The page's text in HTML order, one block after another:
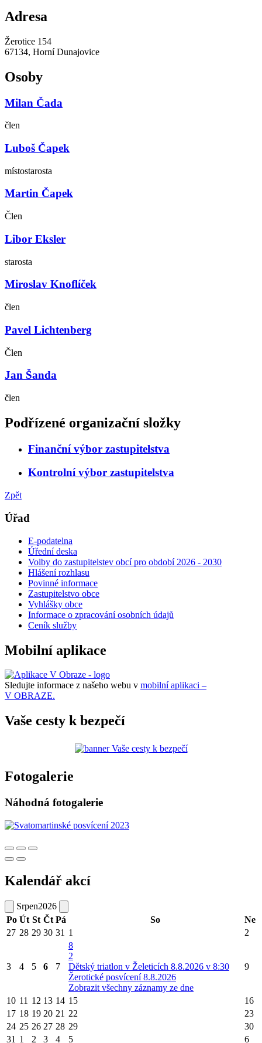
Adresa
Žerotice 154
67134, Horní Dunajovice
Osoby
Milan Čada
člen
Luboš Čapek
místostarosta
Martin Čapek
Člen
Libor Eksler
starosta
Miroslav Knoflíček
člen
Pavel Lichtenberg
Člen
Jan Šanda
člen
Podřízené organizační složky
Finanční výbor zastupitelstva
Kontrolní výbor zastupitelstva
Zpět
Úřad
E-podatelna
Úřední deska
Volby do zastupitelstev obcí pro období 2026 - 2030
Hlášení rozhlasu
Povinné informace
Zastupitelstvo obce
Vyhlášky obce
Informace o zpracování osobních údajů
Ceník služby
Mobilní aplikace
Sledujte informace z našeho webu v mobilní aplikaci –
V OBRAZE.
Vaše cesty k bezpečí
Fotogalerie
Náhodná fotogalerie
Kalendář akcí
Srpen2026
Po Út St Čt Pá So
Ne
27 28 29 30 31 1 2
3 4 5 6 7
8
2
Dětský triatlon v Želeticích 8.8.2026 v 8:30
Žerotické posvícení 8.8.2026
Zobrazit všechny záznamy ze dne
9
10 11 12 13 14 15
16
17 18 19 20 21 22
23
24 25 26 27 28 29
30
31 1 2 3 4 5 6